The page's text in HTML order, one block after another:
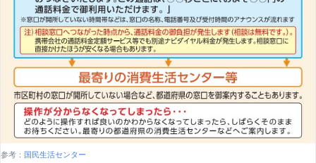
参考： 国民生活センター